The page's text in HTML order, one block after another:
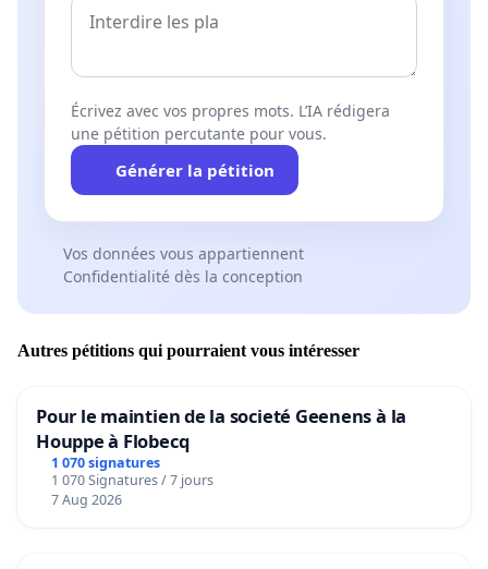
Écrivez avec vos propres mots. L’IA rédigera
une pétition percutante pour vous.
Générer la pétition
Vos données vous appartiennent
Confidentialité dès la conception
Autres pétitions qui pourraient vous intéresser
Pour le maintien de la societé Geenens à la
Houppe à Flobecq
1 070 signatures
1 070 Signatures / 7 jours
7 Aug 2026